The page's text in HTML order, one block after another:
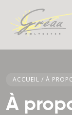
ACCUEIL / À
À